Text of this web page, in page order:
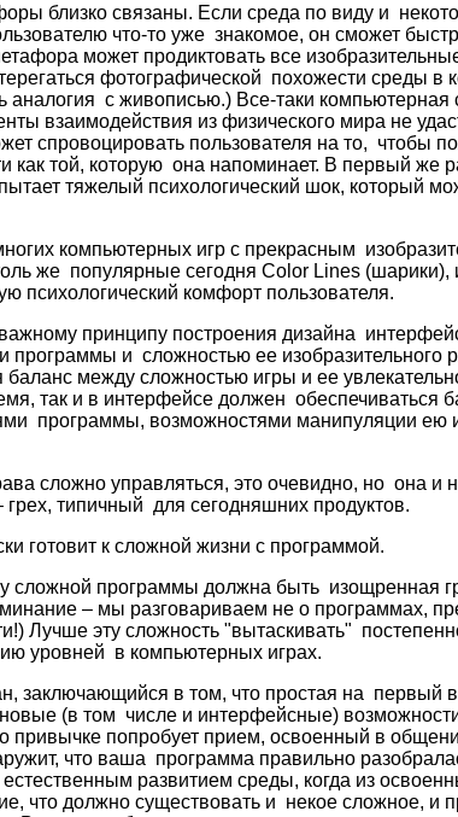
близко связаны. Если среда по виду и
что-то уже знакомое, он сможет
может продиктовать все
фотографической похожести среды в
аналогия с живописью.) Все-таки компьютерная
взаимодействия из физического мира не
спровоцировать пользователя на то, чтобы
как той, которую она напоминает. В первый же
тяжелый психологический шок, который
компьютерных игр с прекрасным
же популярные сегодня Color Lines
психологический комфорт пользователя.
принципу построения дизайна
программы и сложностью ее изобразительного
между сложностью игры и ее
так и в интерфейсе должен обеспечиваться
программы, возможностями манипуляции ею
сложно управляться, это очевидно, но она и
типичный для сегодняшних продуктов.
готовит к сложной жизни с программой.
у сложной программы должна быть изощренная
– мы разговариваем не о программах,
Лучше эту сложность "вытаскивать"
уровней в компьютерных играх.
заключающийся в том, что простая на первый
(в том числе и интерфейсные)
привычке попробует прием, освоенный в
что ваша программа правильно
развитием среды, когда из
что должно существовать и некое сложное, и